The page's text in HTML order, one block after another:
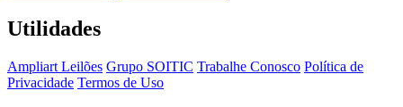
Utilidades
Ampliart Leilões Grupo SOITIC Trabalhe Conosco Política de
Privacidade Termos de Uso